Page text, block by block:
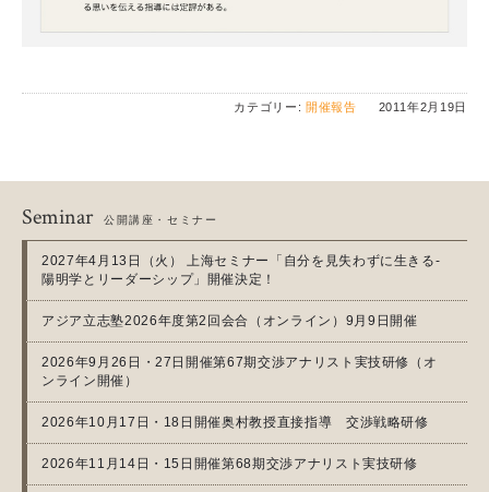
2011年2月19日
カテゴリー: 開催報告
Seminar 公開講座・セミナー
2027年4月13日（火） 上海セミナー「自分を見失わずに生きる-
陽明学とリーダーシップ」開催決定！
アジア立志塾2026年度第2回会合（オンライン）9月9日開催
2026年9月26日・27日開催第67期交渉アナリスト実技研修（オ
ンライン開催）
2026年10月17日・18日開催奥村教授直接指導 交渉戦略研修
2026年11月14日・15日開催第68期交渉アナリスト実技研修